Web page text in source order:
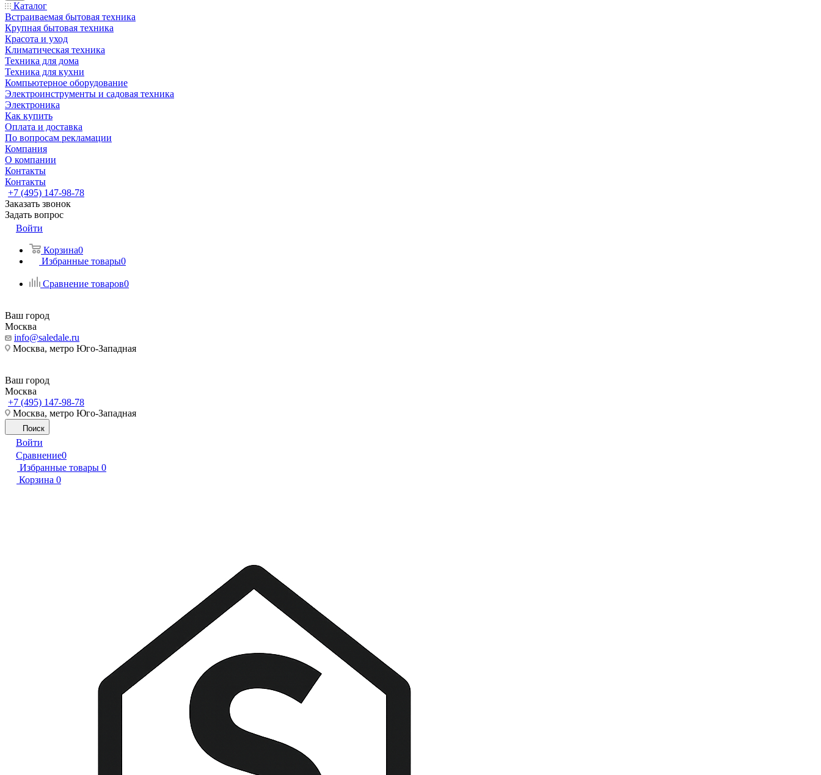
Каталог
Встраиваемая бытовая техника
Крупная бытовая техника
Красота и уход
Климатическая техника
Техника для дома
Техника для кухни
Компьютерное оборудование
Электроинструменты и садовая техника
Электроника
Как купить
Оплата и доставка
По вопросам рекламации
Компания
О компании
Контакты
Контакты
+7 (495) 147-98-78
Заказать звонок
Задать вопрос
Войти
Корзина0
Избранные товары0
Сравнение товаров0
Ваш город
Москва
info@saledale.ru
Москва, метро Юго-Западная
Ваш город
Москва
+7 (495) 147-98-78
Москва, метро Юго-Западная
Поиск
Войти
Сравнение0
Избранные товары 0
Корзина 0